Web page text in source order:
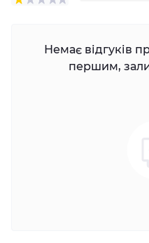
Немає відгуків
першим,